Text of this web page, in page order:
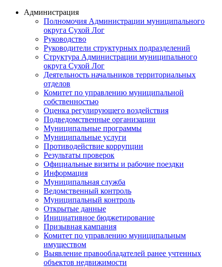
Администрация
Полномочия Администрации муниципального
округа Сухой Лог
Руководство
Руководители структурных подразделений
Структура Администрации муниципального
округа Сухой Лог
Деятельность начальников территориальных
отделов
Комитет по управлению муниципальной
собственностью
Оценка регулирующего воздействия
Подведомственные организации
Муниципальные программы
Муниципальные услуги
Противодействие коррупции
Результаты проверок
Официальные визиты и рабочие поездки
Информация
Муниципальная служба
Ведомственный контроль
Муниципальный контроль
Открытые данные
Инициативное бюджетирование
Призывная кампания
Комитет по управлению муниципальным
имуществом
Выявление правообладателей ранее учтенных
объектов недвижимости